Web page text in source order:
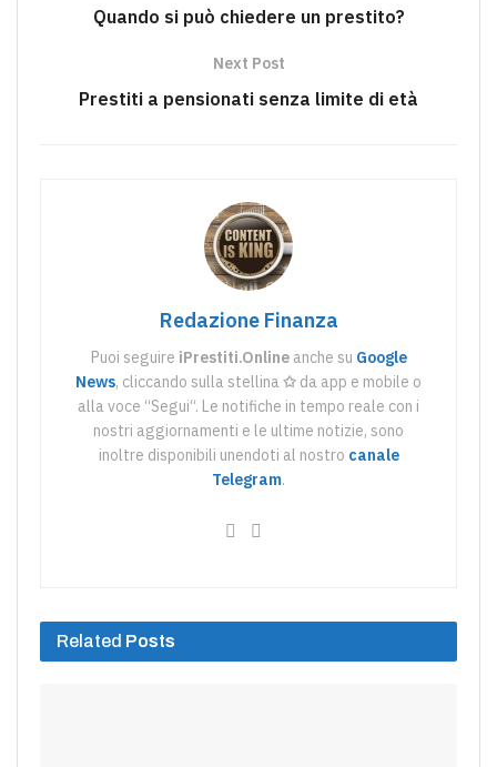
Quando si può chiedere un prestito?
Next Post
Prestiti a pensionati senza limite di età
Redazione Finanza
Puoi seguire iPrestiti.Onlineanche su Google
News, cliccando sulla stellina✩ da app e mobile o
alla voce “Segui“. Le notifiche in tempo reale con i
nostri aggiornamenti e le ultime notizie, sono
inoltre disponibili unendoti al nostro canale
Telegram.
Related Posts